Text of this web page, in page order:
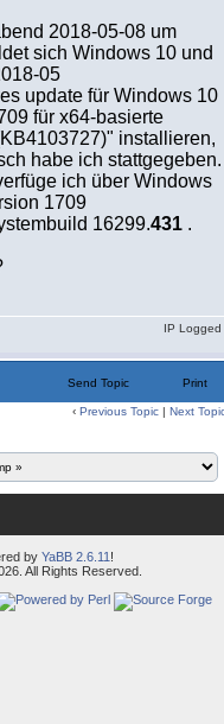
2018-05-08 um
sich Windows 10 und
05
update für Windows 10
für x64-basierte
installieren,
habe ich stattgegeben.
ich über Windows
1709
16299.431 .
IP Logged
Send Topic Print
‹ Previous Topic | Next
by YaBB 2.6.11 !
All Rights Reserved.